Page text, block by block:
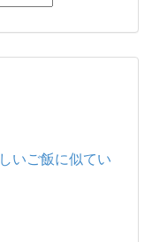
いご飯に似てい